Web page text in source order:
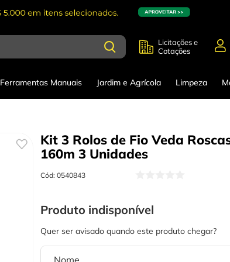
Licitações e
Cotações
Ferramentas Manuais Jardim e Agrícola Limpeza
Kit 3 Rolos de Fio Veda
160m 3 Unidades
Cód: 0540843